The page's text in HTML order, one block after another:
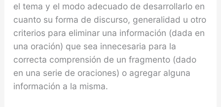
el tema y el modo adecuado de desarrollarlo en
cuanto su forma de discurso, generalidad u otro
criterios para eliminar una información (dada en
una oración) que sea innecesaria para la
correcta comprensión de un fragmento (dado
en una serie de oraciones) o agregar alguna
información a la misma.